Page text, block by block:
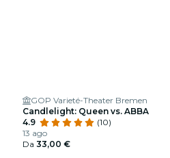
GOP Varieté-Theater Bremen
Candlelight: Queen vs. ABBA
4.9
(10)
13 ago
Da 33,00 €